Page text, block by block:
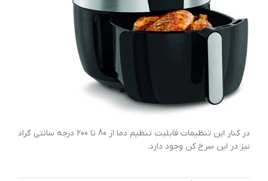
در کنار این تنظیمات قابلیت تنظیم دما از 80 تا 200 درجه سانتی گراد
نیز در این سرخ کن وجود دارد.